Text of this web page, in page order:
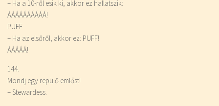
– Ha a 10-ről esik ki, akkor ez hallatszik:
ÁÁÁÁÁÁÁÁÁÁ!
PUFF
– Ha az elsőről, akkor ez: PUFF!
ÁÁÁÁÁ!
144.
Mondj egy repülő emlőst!
– Stewardess.